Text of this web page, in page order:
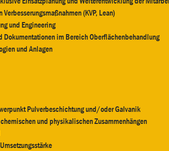
(KVP, Lean)
und Engineering
Dokumentationen im Bereich Oberflächenbehandlung
und Anlagen
Pulverbeschichtung und/oder Galvanik
und physikalischen Zusammenhängen